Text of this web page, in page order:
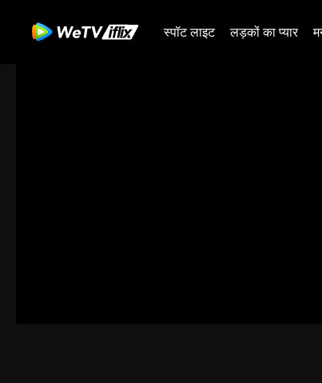
स्पॉट लाइट लड़कों का प्यार